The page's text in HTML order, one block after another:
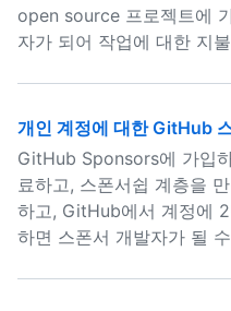
open source 프로젝트에
자가 되어 작업에 대한 지
개인 계정에 대한 GitHub
GitHub Sponsors에 가입
료하고, 스폰서쉽 계층을
하고, GitHub에서 계정에
하면 스폰서 개발자가 될